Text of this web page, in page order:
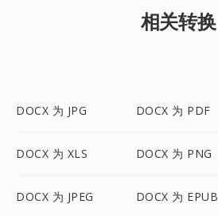
相关转换
DOCX 为 JPG DOCX 为 PDF
DOCX 为 XLS DOCX 为 PNG
DOCX 为 JPEG DOCX 为 EPUB